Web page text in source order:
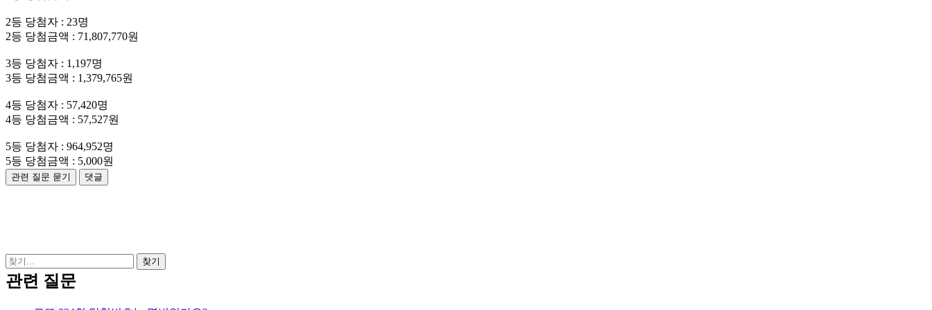
2등 당첨자 : 23명
2등 당첨금액 : 71,807,770원
3등 당첨자 : 1,197명
3등 당첨금액 : 1,379,765원
4등 당첨자 : 57,420명
4등 당첨금액 : 57,527원
5등 당첨자 : 964,952명
5등 당첨금액 : 5,000원
관련 질문